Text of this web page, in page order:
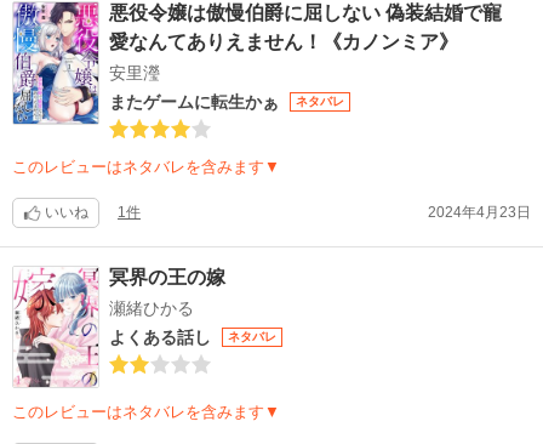
悪役令嬢は傲慢伯爵に屈しない 偽装結婚で寵
愛なんてありえません！《カノンミア》
安里瀅
またゲームに転生かぁ
ネタバレ
このレビューはネタバレを含みます▼
いいね 1件 2024年4月23日
冥界の王の嫁
瀬緒ひかる
よくある話し
ネタバレ
このレビューはネタバレを含みます▼